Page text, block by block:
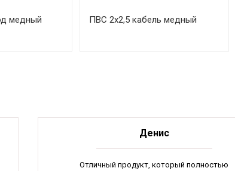
медный ПВС 2х2,5 кабель медный
Денис
Отличный продукт, который полностью